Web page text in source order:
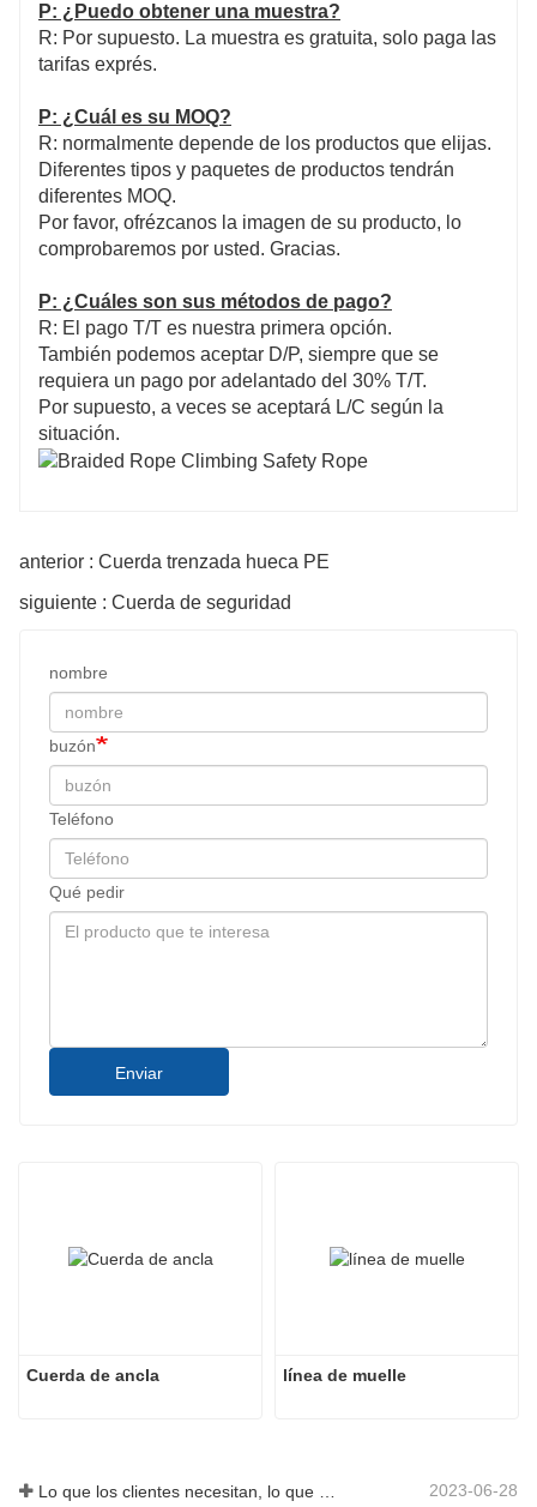
P: ¿Puedo obtener una muestra?
R: Por supuesto. La muestra es gratuita, solo paga las
tarifas exprés.
P: ¿Cuál es su MOQ?
R: normalmente depende de los productos que elijas.
Diferentes tipos y paquetes de productos tendrán
diferentes MOQ.
Por favor, ofrézcanos la imagen de su producto, lo
comprobaremos por usted. Gracias.
P: ¿Cuáles son sus métodos de pago?
R: El pago T/T es nuestra primera opción.
También podemos aceptar D/P, siempre que se
requiera un pago por adelantado del 30% T/T.
Por supuesto, a veces se aceptará L/C según la
situación.
anterior : Cuerda trenzada hueca PE
siguiente : Cuerda de seguridad
nombre
buzón
Teléfono
Qué pedir
Enviar
Cuerda de ancla línea de muelle
Lo que los clientes necesitan, lo que proporcionamos-Tai an Rope Ltd 2023-06-28